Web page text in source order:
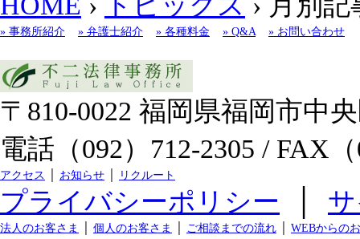
» 事務所紹介 » 弁護士紹介 » 各種料金 » Q&A » お問い合わせ
〒810-0022 福岡県福岡市中
電話（092）712-2305 / FAX
アクセス お知らせ リクルート
プライバシーポリシー
法人のお客さま 個人のお客さま ご相談までの流れ WEBからの